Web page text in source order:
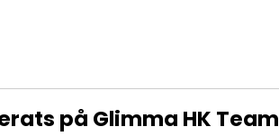
på Glimma HK Team